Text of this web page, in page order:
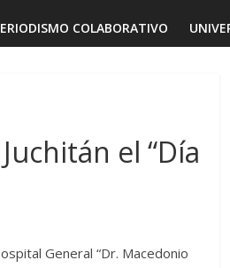
COLABORATIVO
el “Día
General “Dr. Macedonio